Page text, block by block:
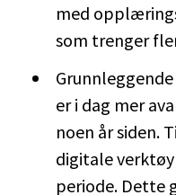
med
som trenger
er i dag mer
noen år siden.
digitale
periode. Dette